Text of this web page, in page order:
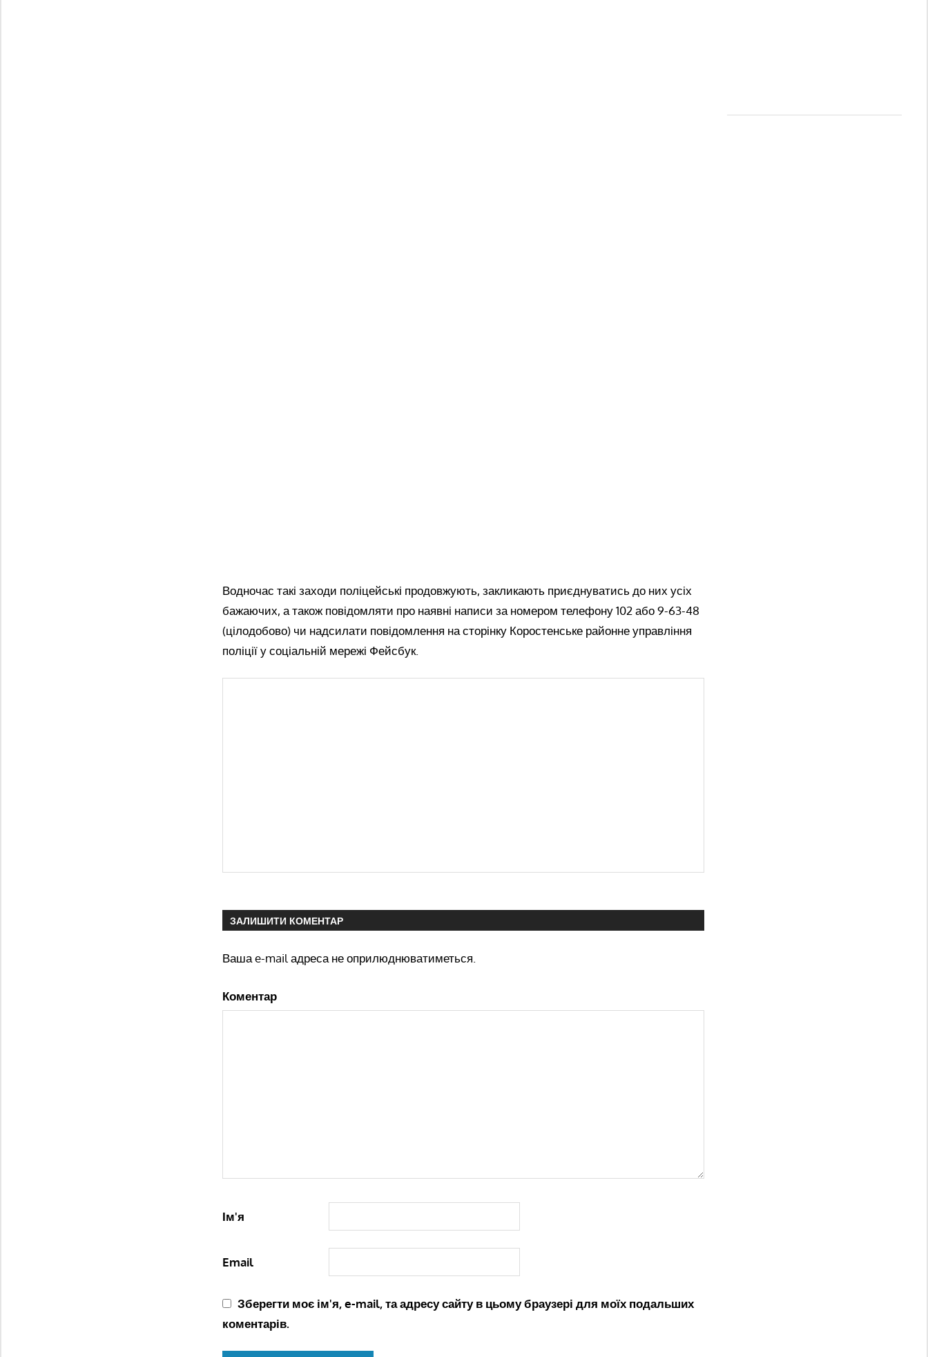
Водночас такі заходи поліцейські продовжують, закликають приєднуватись до них усіх
бажаючих, а також повідомляти про наявні написи за номером телефону 102 або 9-63-48
(цілодобово) чи надсилати повідомлення на сторінку Коростенське районне управління
поліції у соціальній мережі Фейсбук.
ЗАЛИШИТИ КОМЕНТАР
Ваша e-mail адреса не оприлюднюватиметься.
Коментар
Ім'я
Email
Зберегти моє ім'я, e-mail, та адресу сайту в цьому браузері для моїх подальших
коментарів.